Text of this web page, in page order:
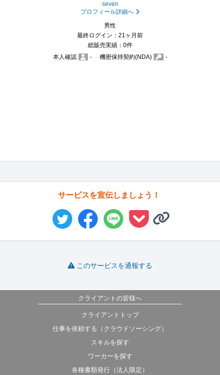
seven
プロフィール詳細へ
男性
最終ログイン：21ヶ月前
総販売実績：0件
本人確認
- 機密保持契約(NDA) -
サービスを宣伝しましょう！
このサービスを通報する
クライアントの皆様へ
クライアントトップ
仕事を依頼する（クラウドソーシング）
スキルを探す
ワーカーを探す
各種書類発行（法人限定）